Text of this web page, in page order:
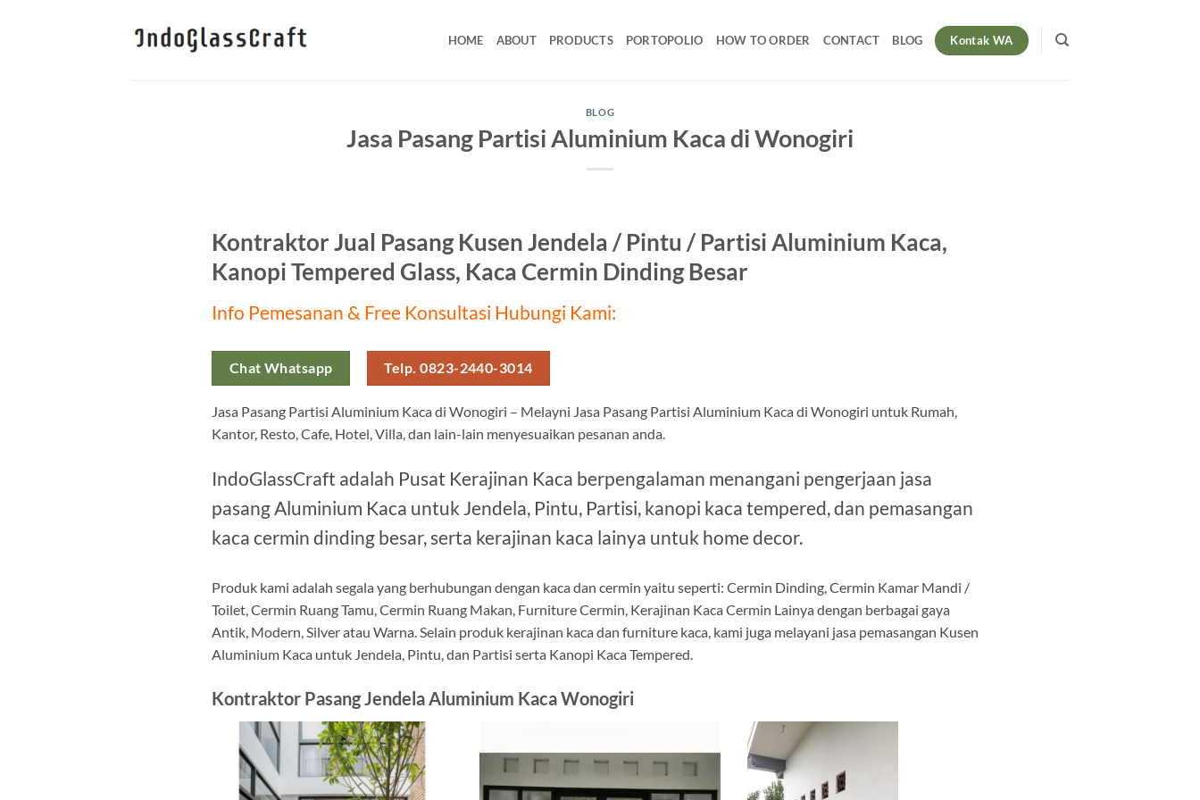
HOME ABOUT PRODUCTS PORTOPOLIO HOW TO ORDER CONTACT BLOG Kontak WA
BLOG
Jasa Pasang Partisi Aluminium Kaca di Wonogiri
Kontraktor Jual Pasang Kusen Jendela / Pintu / Partisi Aluminium Kaca,
Kanopi Tempered Glass, Kaca Cermin Dinding Besar
Info Pemesanan & Free Konsultasi Hubungi Kami:
Chat Whatsapp Telp. 0823-2440-3014
Jasa Pasang Partisi Aluminium Kaca di Wonogiri – Melayni Jasa Pasang Partisi Aluminium Kaca di Wonogiri untuk Rumah,
Kantor, Resto, Cafe, Hotel, Villa, dan lain-lain menyesuaikan pesanan anda.
IndoGlassCraft adalah Pusat Kerajinan Kaca berpengalaman menangani pengerjaan jasa
pasang Aluminium Kaca untuk Jendela, Pintu, Partisi, kanopi kaca tempered, dan pemasangan
kaca cermin dinding besar, serta kerajinan kaca lainya untuk home decor.
Produk kami adalah segala yang berhubungan dengan kaca dan cermin yaitu seperti: Cermin Dinding, Cermin Kamar Mandi /
Toilet, Cermin Ruang Tamu, Cermin Ruang Makan, Furniture Cermin, Kerajinan Kaca Cermin Lainya dengan berbagai gaya
Antik, Modern, Silver atau Warna. Selain produk kerajinan kaca dan furniture kaca, kami juga melayani jasa pemasangan Kusen
Aluminium Kaca untuk Jendela, Pintu, dan Partisi serta Kanopi Kaca Tempered.
Kontraktor Pasang Jendela Aluminium Kaca Wonogiri